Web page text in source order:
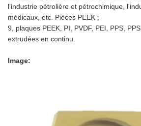
l'industrie pétrolière et pétrochimique,
médicaux, etc. Pièces PEEK ;
9, plaques PEEK, PI, PVDF, PEI, PPS,
extrudées en continu.
Image: